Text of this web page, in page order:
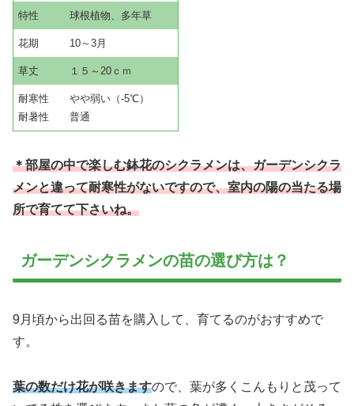
特性 球根植物、多年草
花期 10～3月
草丈 １５～20ｃｍ
耐寒性 やや弱い（-5℃）
耐暑性 普通
＊部屋の中で楽しむ鉢花のシクラメンは、ガーデンシクラ
メンと違って耐寒性がないですので、室内の陽の当たる場
所で育てて下さいね。
ガーデンシクラメンの苗の選び方は？
9月頃から出回る苗を購入して、育てるのがおすすめで
す。
葉の数だけ花が咲きますので、葉が多くこんもりと茂って